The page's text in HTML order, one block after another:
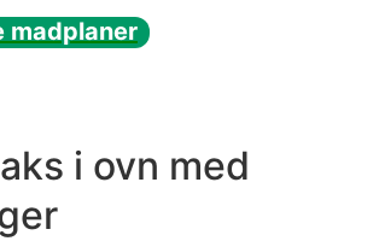
madplaner
i ovn med